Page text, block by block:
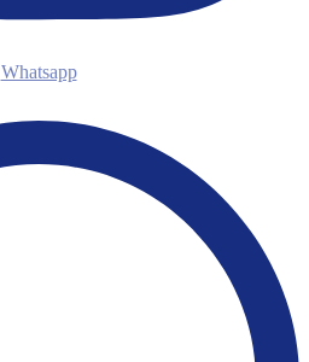
Whatsapp